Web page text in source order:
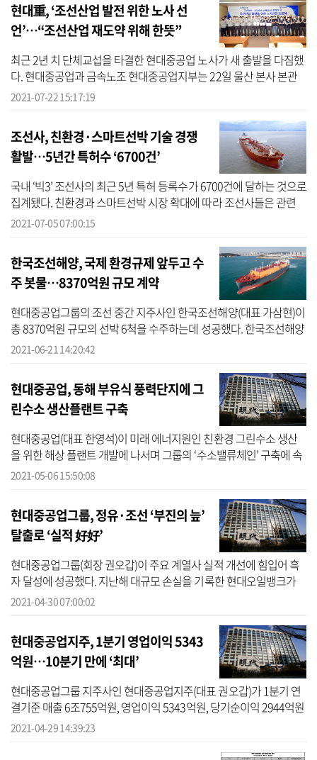
현대重, ‘조선산업 발전 위한 노사 선
언’…“조선산업 재도약 위해 한뜻”
최근 2년 치 단체교섭을 타결한 현대중공업 노사가 새 출발을 다짐했
다. 현대중공업과 금속노조 현대중공업지부는 22일 울산 본사 본관
에서 ‘조선산업 발전을 위한 노사 선언’ 선포식을 갖고, 조선산업 발전
2021-07-22 15:17:19
조선사, 친환경·스마트선박 기술 경쟁
활발…5년간 특허수 ‘6700건’
국내 ‘빅3’ 조선사의 최근 5년 특허 등록수가 6700건에 달하는 것으로
집계됐다. 친환경과 스마트선박 시장 확대에 따라 조선사들은 관련
기술 개발에 매진하면서 특허 등록수도 크게 늘고 있다. 5일 기업평가
2021-07-05 07:00:15
한국조선해양, 국제 환경규제 앞두고 수
주 봇물…8370억원 규모 계약
현대중공업그룹의 조선 중간 지주사인 한국조선해양(대표 가삼현)이
총 8370억원 규모의 선박 6척을 수주하는데 성공했다. 한국조선해양
은 최근 해외 선사 4곳과 17만4000입방미터(㎥)급 LNG운반선 2척, 9
2021-06-21 14:20:42
현대중공업, 동해 부유식 풍력단지에 그
린수소 생산플랜트 구축
현대중공업(대표 한영석)이 미래 에너지원인 친환경 그린수소 생산
을 위한 해상 플랜트 개발에 나서며 그룹의 ‘수소밸류체인’ 구축에 속
도를 내고 있다.현대중공업은 6일 울산시 테크노산업단지에서 울산
2021-05-06 15:50:08
현대중공업그룹, 정유·조선 ‘부진의 늪’
탈출로 ‘실적 好好’
현대중공업그룹(회장 권오갑)이 주요 계열사 실적 개선에 힘입어 흑
자 달성에 성공했다. 지난해 대규모 손실을 기록한 현대오일뱅크가
올 들어 이익을 실현했고, 조선 지주사인 한국조선해양 실적도 회복
2021-04-30 07:00:02
현대중공업지주, 1분기 영업이익 5343
억원…10분기 만에 ‘최대’
현대중공업그룹 지주사인 현대중공업지주(대표 권오갑)가 1분기 연
결기준 매출 6조755억원, 영업이익 5343억원, 당기순이익 2944억원
을 각각 기록했다고 29일 공시했다. 매출액은 작년 동기 대비 6.3% 증
2021-04-29 14:39:23